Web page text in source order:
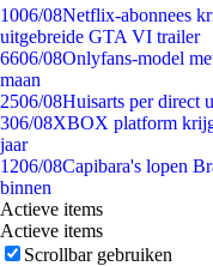
1006/08Netflix-abonnees
uitgebreide GTA VI trailer
6606/08Onlyfans-model
maan
2506/08Huisarts per direct
306/08XBOX platform
jaar
1206/08Capibara's lopen
binnen
Actieve items
Actieve items
Scrollbar gebruiken